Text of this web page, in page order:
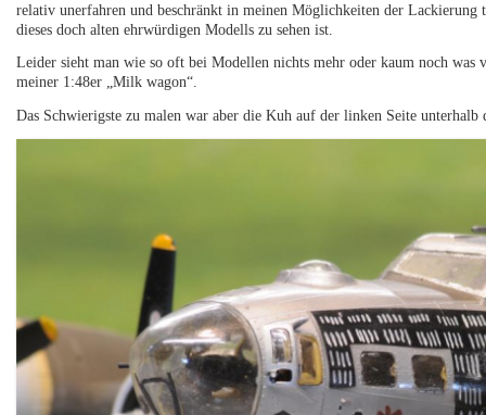
relativ unerfahren und beschränkt in meinen Möglichkeiten der
dieses doch alten ehrwürdigen Modells zu sehen ist.
Leider sieht man wie so oft bei Modellen nichts mehr oder kaum noch was
meiner 1:48er „Milk wagon“.
Das Schwierigste zu malen war aber die Kuh auf der linken Seite unterhalb